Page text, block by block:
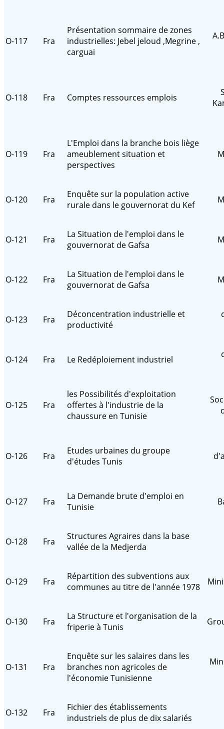
O-117 Fra
Présentation sommaire de zones
industrielles: Jebel jeloud ,Megrine ,
carguai
O-118 Fra Comptes ressources emplois
O-119 Fra
L'Emploi dans la branche bois liège
ameublement situation et
perspectives
O-120 Fra
Enquête sur la population active
rurale dans le gouvernorat du Kef
O-121 Fra
La Situation de l'emploi dans le
gouvernorat de Gafsa
O-122 Fra
La Situation de l'emploi dans le
gouvernorat de Gafsa
O-123 Fra
Déconcentration industrielle et
productivité
O-124 Fra Le Redéploiement industriel
O-125 Fra
les Possibilités d'exploitation
offertes à l'industrie de la
chaussure en Tunisie
O-126 Fra
Etudes urbaines du groupe
d'études Tunis
O-127 Fra
La Demande brute d'emploi en
Tunisie
O-128 Fra
Structures Agraires dans la base
vallée de la Medjerda
O-129 Fra
Répartition des subventions aux
communes au titre de l'année 1978
O-130 Fra
La Structure et l'organisation de la
friperie à Tunis
O-131 Fra
Enquête sur les salaires dans les
branches non agricoles de
l'économie Tunisienne
O-132 Fra
Fichier des établissements
industriels de plus de dix salariés